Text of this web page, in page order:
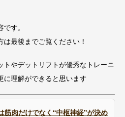
す。
最後までご覧ください！
トやデットリフトが優秀なトレーニ
に理解ができると思います
筋肉だけでなく“中枢神経”が決め